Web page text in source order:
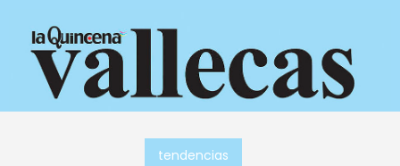
contenido
tendencias